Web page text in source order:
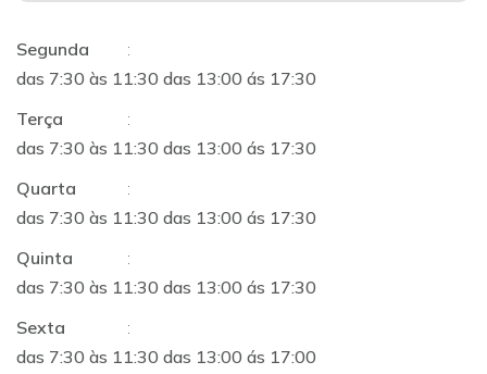
Segunda
:
das 7:30 às 11:30 das 13:00 ás 17:30
Terça
:
das 7:30 às 11:30 das 13:00 ás 17:30
Quarta
:
das 7:30 às 11:30 das 13:00 ás 17:30
Quinta
:
das 7:30 às 11:30 das 13:00 ás 17:30
Sexta
:
das 7:30 às 11:30 das 13:00 ás 17:00